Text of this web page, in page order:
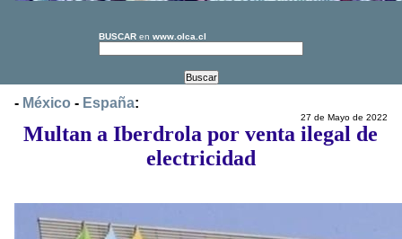
BUSCAR en www.olca.cl
- México - España:
27 de Mayo de 2022
Multan a Iberdrola por venta ilegal de
electricidad